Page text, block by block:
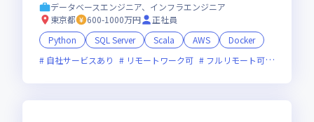
データベースエンジニア、インフラエンジニア
東京都
600-1000万円
正社員
Python
SQL Server Scala AWS
Docker
自社サービスあり
リモートワーク可 フルリモート可